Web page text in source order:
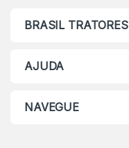
BRASIL TRATORES
AJUDA
NAVEGUE